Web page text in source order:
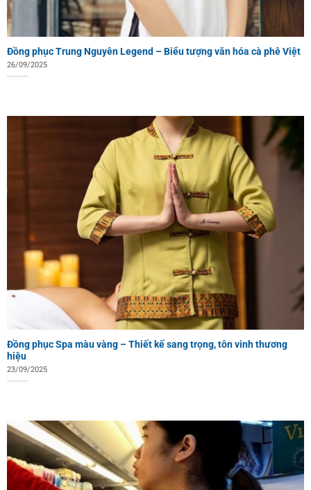
Đồng phục Trung Nguyên Legend – Biểu tượng văn hóa cà phê Việt
26/09/2025
Đồng phục Spa màu vàng – Thiết kế sang trọng, tôn vinh thương
hiệu
23/09/2025